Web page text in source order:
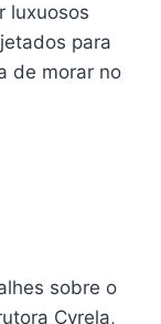
luxuosos
para
de morar no
sobre o
Cyrela,